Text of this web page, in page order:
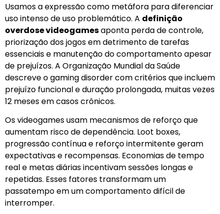
Usamos a expressão como metáfora para diferenciar
uso intenso de uso problemático. A definição
overdose videogamesaponta perda de controle,
priorização dos jogos em detrimento de tarefas
essenciais e manutenção do comportamento apesar
de prejuízos. A Organização Mundial da Saúde
descreve o gaming disorder com critérios que incluem
prejuízo funcional e duração prolongada, muitas vezes
12 meses em casos crônicos.
Os videogames usam mecanismos de reforço que
aumentam risco de dependência. Loot boxes,
progressão contínua e reforço intermitente geram
expectativas e recompensas. Economias de tempo
real e metas diárias incentivam sessões longas e
repetidas. Esses fatores transformam um
passatempo em um comportamento difícil de
interromper.